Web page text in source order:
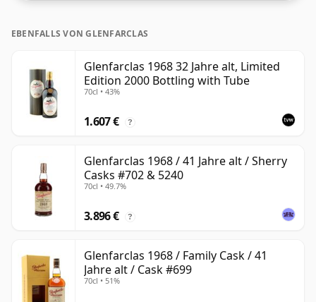
EBENFALLS VON GLENFARCLAS
Glenfarclas 1968 32 Jahre alt, Limited
Edition 2000 Bottling with Tube
70cl • 43%
1.607 € ?
Glenfarclas 1968 / 41 Jahre alt / Sherry
Casks #702 & 5240
70cl • 49.7%
3.896 € ?
Glenfarclas 1968 / Family Cask / 41
Jahre alt / Cask #699
70cl • 51%